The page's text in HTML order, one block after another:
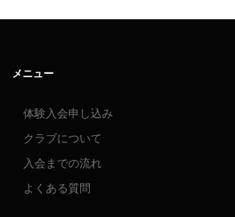
メニュー
体験入会申し込み
クラブについて
入会までの流れ
よくある質問